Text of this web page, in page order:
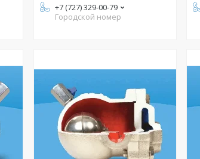
+7 (727) 329-00-79
Городской номер